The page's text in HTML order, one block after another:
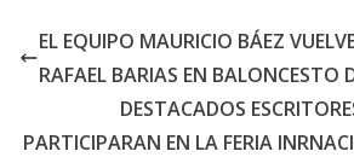
EL EQUIPO MAURICIO BÁEZ
RAFAEL BARIAS EN BALONCESTO
DESTACADOS
PARTICIPARAN EN LA FERIA